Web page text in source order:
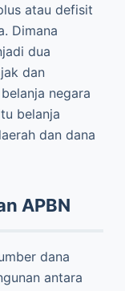
atau defisit
Dimana
dua
dan
negara
belanja
dan dana
APBN
dana
antara